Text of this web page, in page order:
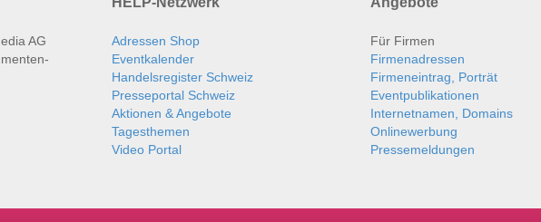
AG
Adressen Shop
Eventkalender
Handelsregister Schweiz
Presseportal Schweiz
Aktionen & Angebote
Tagesthemen
Video Portal
Für Firmen
Firmenadressen
Firmeneintrag, Porträt
Eventpublikationen
Internetnamen, Domains
Onlinewerbung
Pressemeldungen